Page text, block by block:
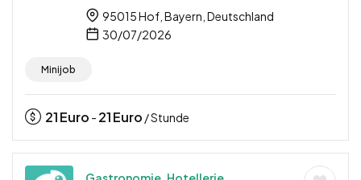
95015 Hof, Bayern, Deutschland
30/07/2026
Minijob
21Euro - 21Euro / Stunde